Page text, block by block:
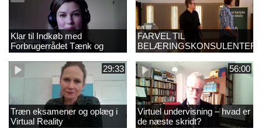
Klar til Indkøb med
Forbrugerrådet Tænk og
FARVEL TIL
29:33
Træn eksamener og oplæg i
Virtual Reality
56:00
Virtuel undervisning – hvad er
de næste skridt?